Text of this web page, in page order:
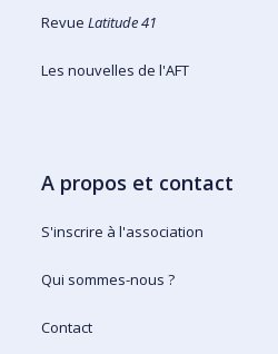
RevueLatitude 41
Les nouvelles de l'AFT
A propos et contact
S'inscrire à l'association
Qui sommes-nous ?
Contact